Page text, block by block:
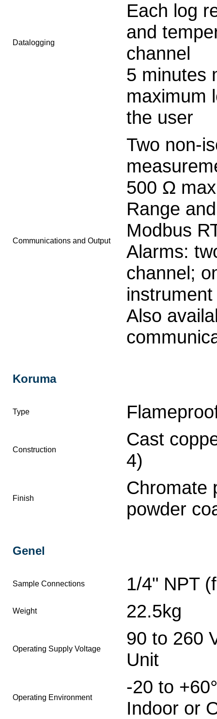
Datalogging
Each log
and
channel
5 minutes
maximum
the user
Communications and Output
Two non-
500 Ω
Range
Modbus
Alarms:
channel;
Also
Koruma
Type
Construction
Cast
4)
Finish
Chromate
powder
Genel
Sample Connections 1/4" NPT
Weight 22.5kg
Operating Supply Voltage
90 to 260
Unit
Operating Environment
-20 to
Indoor or